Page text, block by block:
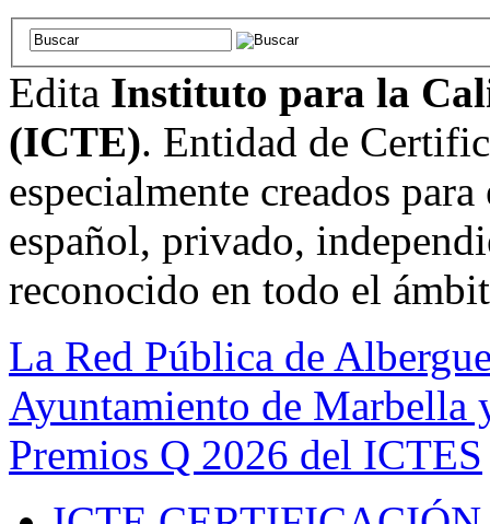
Edita Instituto para la
(ICTE). Entidad de
especialmente creados
español, privado,
reconocido en todo el
La Red Pública de
Ayuntamiento de Marbella
Premios Q 2026 del ICTES